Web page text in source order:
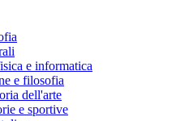
e informatica
e filosofia
dell'arte
e sportive